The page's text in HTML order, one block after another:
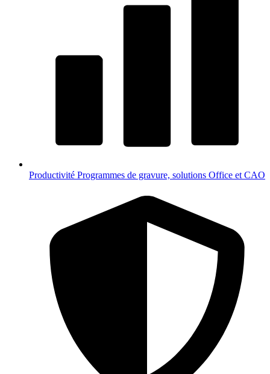
Productivité Programmes de gravure, solutions Office et CAO